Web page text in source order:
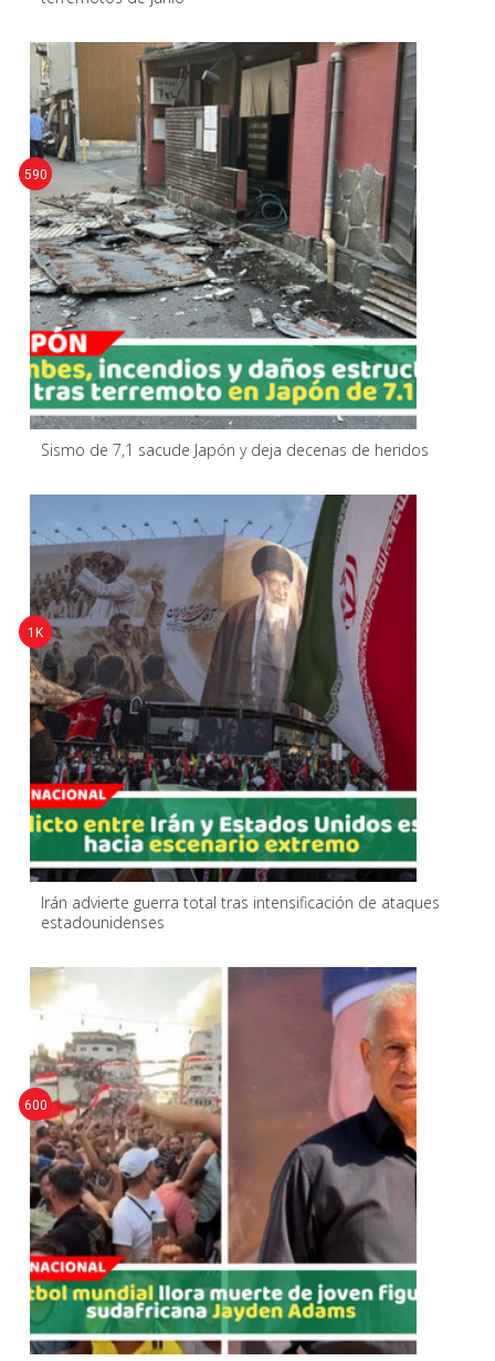
Sismo de 7,1 sacude Japón y deja decenas de heridos
590
Irán advierte guerra total tras intensificación de ataques
estadounidenses
1K
600